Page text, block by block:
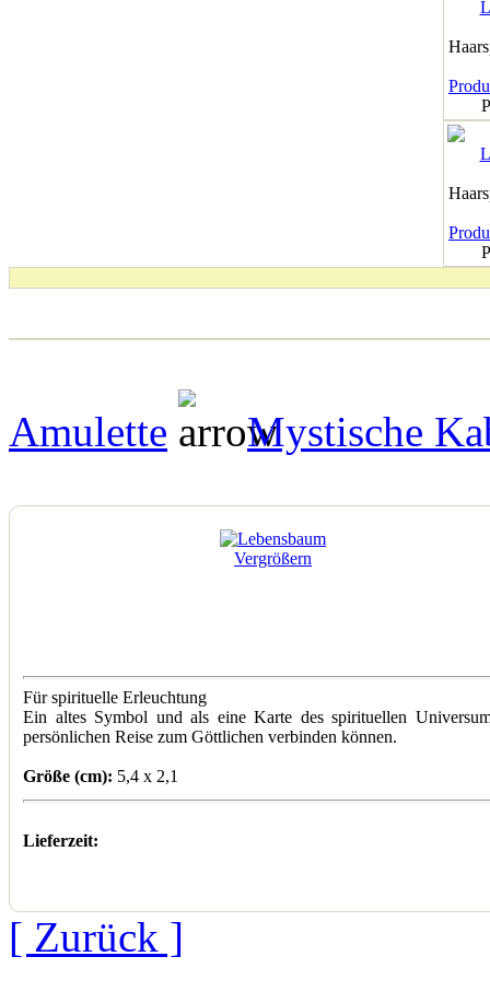
Amulette Mystische
Vergrößern
Für spirituelle Erleuchtung
Ein altes Symbol und als eine Karte des spirituellen
persönlichen Reise zum Göttlichen verbinden können.
Größe (cm): 5,4 x 2,1
Lieferzeit:
[ Zurück ]